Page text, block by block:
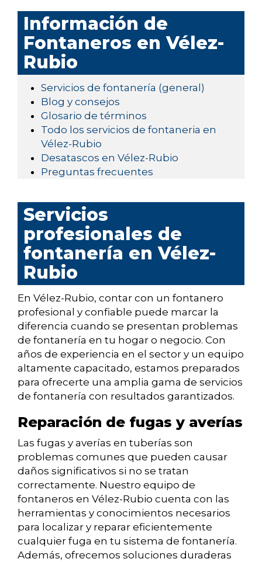
Información de
Fontaneros en Vélez-
Rubio
Servicios de fontanería (general)
Blog y consejos
Glosario de términos
Todo los servicios de fontaneria en
Vélez-Rubio
Desatascos en Vélez-Rubio
Preguntas frecuentes
Servicios
profesionales de
fontanería en Vélez-
Rubio
En Vélez-Rubio, contar con un fontanero
profesional y confiable puede marcar la
diferencia cuando se presentan problemas
de fontanería en tu hogar o negocio. Con
años de experiencia en el sector y un equipo
altamente capacitado, estamos preparados
para ofrecerte una amplia gama de servicios
de fontanería con resultados garantizados.
Reparación de fugas y averías
Las fugas y averías en tuberías son
problemas comunes que pueden causar
daños significativos si no se tratan
correctamente. Nuestro equipo de
fontaneros en Vélez-Rubio cuenta con las
herramientas y conocimientos necesarios
para localizar y reparar eficientemente
cualquier fuga en tu sistema de fontanería.
Además, ofrecemos soluciones duraderas